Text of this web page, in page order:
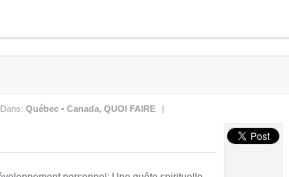
Dans: Québec • Canada, QUOI FAIRE |